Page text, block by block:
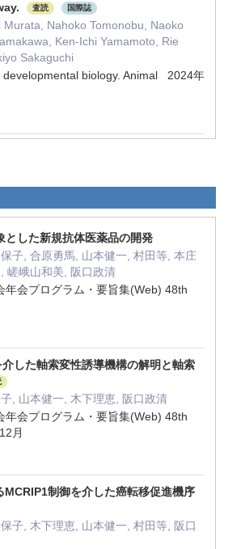
査読 国際誌
Nahoko Tomonobu, Naoko
Ken-Ichi Yamamoto, Rie
Sakaguchi
developmental biology. Animal 2024年
とした新規抗体医薬品の開発
子, 合原勇馬, 山本健一, 村田等, 本庄
嵯峨山和美, 阪口政清
年会プログラム・要旨集(Web) 48th
した軸索変性誘導機構の解明と軸索
, 山本健一, 木下理恵, 阪口政清
年会プログラム・要旨集(Web) 48th
月
MCRIP1制御を介した癌転移促進機序
子, 木下理恵, 山本健一, 村田等, 阪口